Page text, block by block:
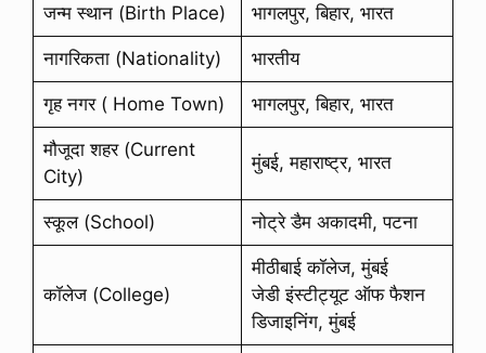
जन्म स्थान (Birth Place) भागलपुर, बिहार, भारत
नागरिकता (Nationality) भारतीय
गृह नगर ( Home Town) भागलपुर, बिहार, भारत
मौजूदा शहर (Current
City)
मुंबई, महाराष्ट्र, भारत
स्कूल (School) नोट्रे डैम अकादमी, पटना
कॉलेज (College)
मीठीबाई कॉलेज, मुंबई
जेडी इंस्टीट्यूट ऑफ फैशन
डिजाइनिंग, मुंबई